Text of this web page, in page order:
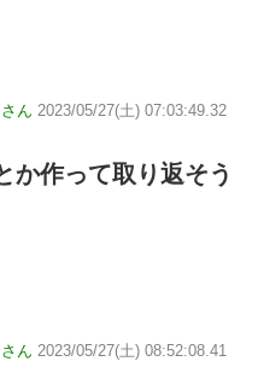
ん 2023/05/27(土) 07:03:49.32
か作って取り返そう
ん 2023/05/27(土) 08:52:08.41